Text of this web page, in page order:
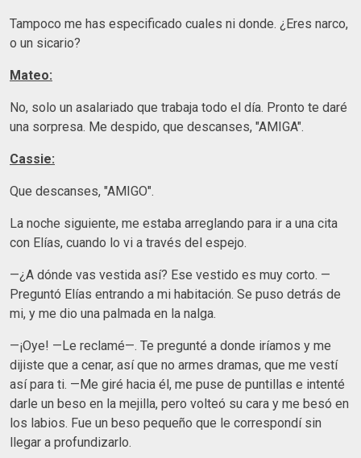
Tampoco me has especificado cuales ni donde. ¿Eres narco,
o un sicario?
Mateo:
No, solo un asalariado que trabaja todo el día. Pronto te daré
una sorpresa. Me despido, que descanses, "AMIGA".
Cassie:
Que descanses, "AMIGO".
La noche siguiente, me estaba arreglando para ir a una cita
con Elías, cuando lo vi a través del espejo.
—¿A dónde vas vestida así? Ese vestido es muy corto. —
Preguntó Elías entrando a mi habitación. Se puso detrás de
mi, y me dio una palmada en la nalga.
—¡Oye! —Le reclamé—. Te pregunté a donde iríamos y me
dijiste que a cenar, así que no armes dramas, que me vestí
así para ti. —Me giré hacia él, me puse de puntillas e intenté
darle un beso en la mejilla, pero volteó su cara y me besó en
los labios. Fue un beso pequeño que le correspondí sin
llegar a profundizarlo.